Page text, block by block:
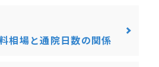
相場と通院日数の関係